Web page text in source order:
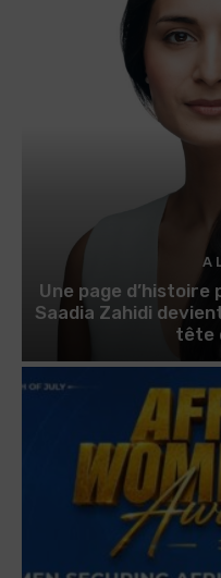
A
Une page d’histoire
Saadia Zahidi
tête